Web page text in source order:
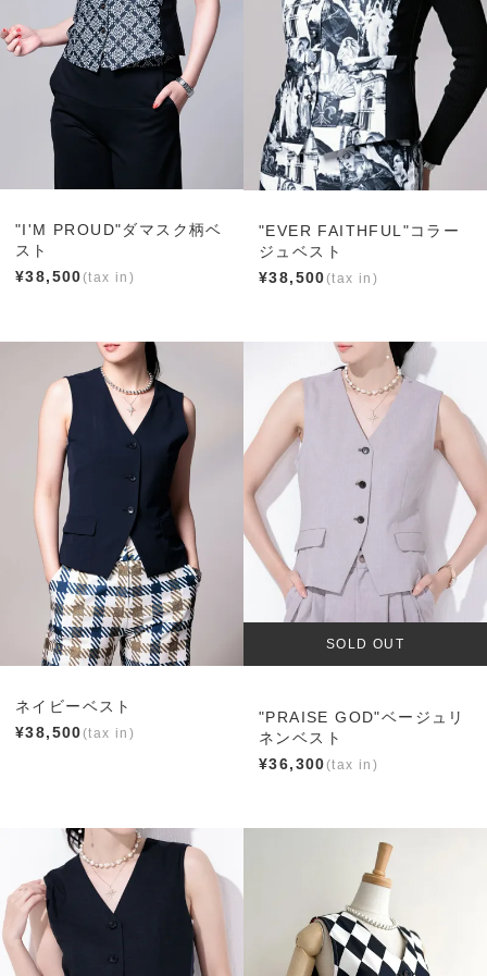
"I'M PROUD"ダマスク柄ベ
スト
¥38,500
"EVER FAITHFUL"コラー
ジュベスト
¥38,500
ネイビーベスト
¥38,500
SOLD OUT
"PRAISE GOD"ベージュリ
ネンベスト
¥36,300